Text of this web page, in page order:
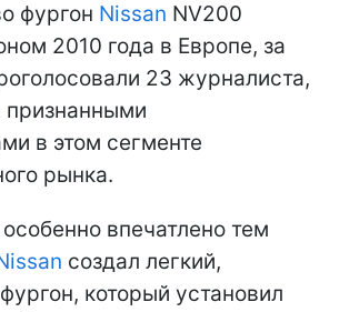
фургон Nissan NV200
2010 года в Европе, за
23 журналиста,
в этом сегменте
рынка.
впечатлено тем
создал легкий,
который установил